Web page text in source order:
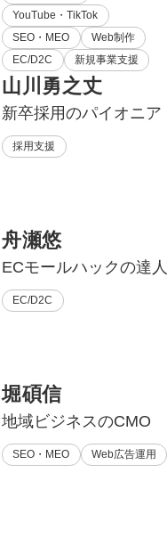
YouTube・TikTok
SEO・MEO
Web制作
EC/D2C
新規事業支援
山川勇之丈
新卒採用のパイオニア
採用支援
舟瀬悠
ECモールハックの達人
EC/D2C
堀碩信
地域ビジネスのCMO
SEO・MEO Web広告運用